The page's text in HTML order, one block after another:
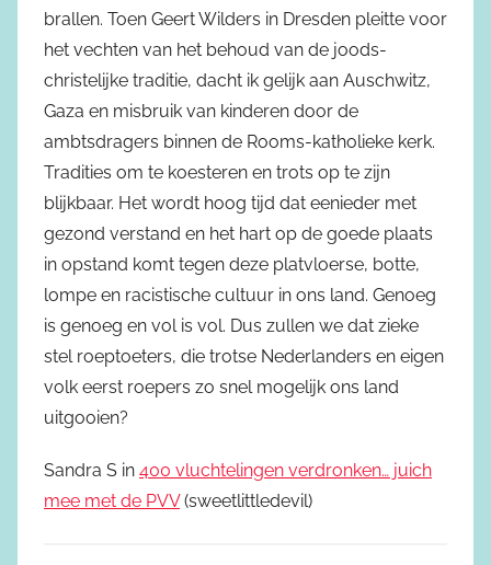
brallen. Toen Geert Wilders in Dresden pleitte voor
het vechten van het behoud van de joods-
christelijke traditie, dacht ik gelijk aan Auschwitz,
Gaza en misbruik van kinderen door de
ambtsdragers binnen de Rooms-katholieke kerk.
Tradities om te koesteren en trots op te zijn
blijkbaar. Het wordt hoog tijd dat eenieder met
gezond verstand en het hart op de goede plaats
in opstand komt tegen deze platvloerse, botte,
lompe en racistische cultuur in ons land. Genoeg
is genoeg en vol is vol. Dus zullen we dat zieke
stel roeptoeters, die trotse Nederlanders en eigen
volk eerst roepers zo snel mogelijk ons land
uitgooien?
Sandra S in 400 vluchtelingen verdronken… juich
mee met de PVV(sweetlittledevil)